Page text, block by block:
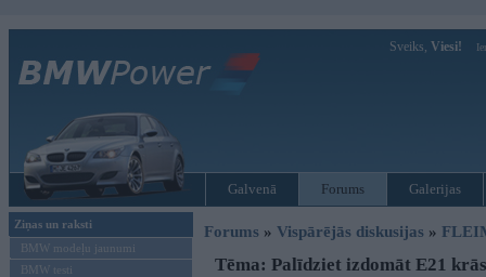
Sveiks, Viesi!
Galvenā Forums Galerijas
Ziņas un raksti
BMW modeļu jaunumi
BMW testi
Forums » Vispārējās diskusijas »
Tēma: Palīdziet izdomāt E21